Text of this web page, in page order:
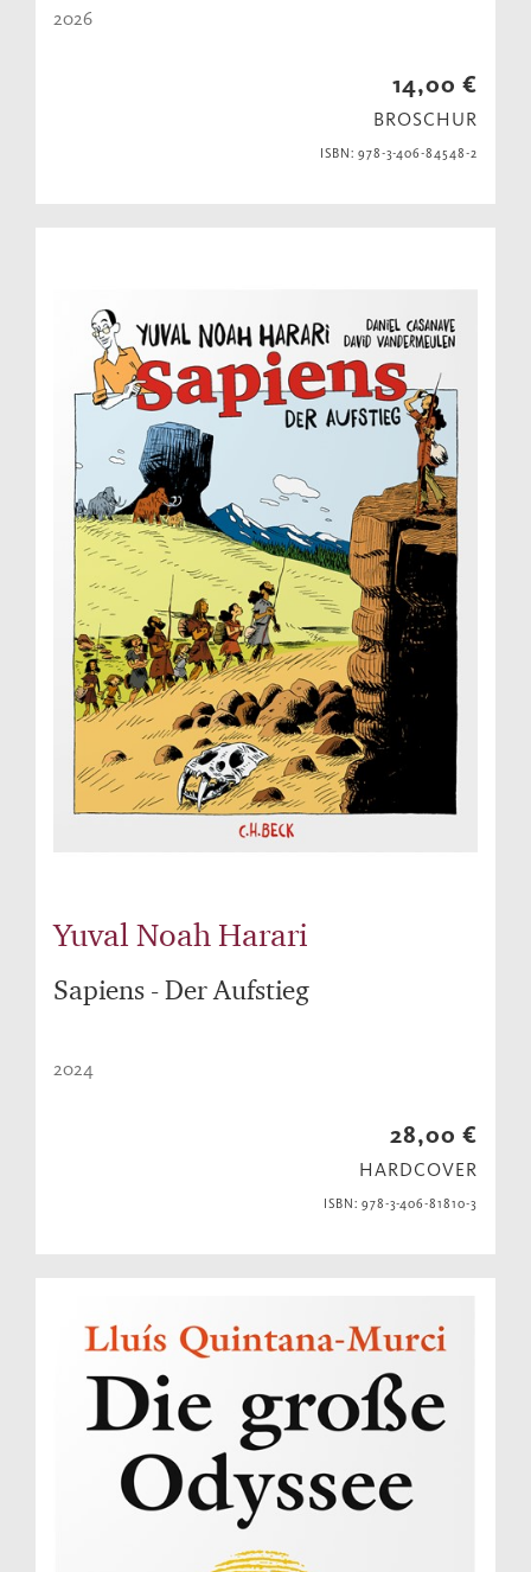
2026
14,00 €
BROSCHUR
ISBN: 978-3-406-84548-2
Yuval Noah Harari
Sapiens - Der Aufstieg
2024
28,00 €
HARDCOVER
ISBN: 978-3-406-81810-3